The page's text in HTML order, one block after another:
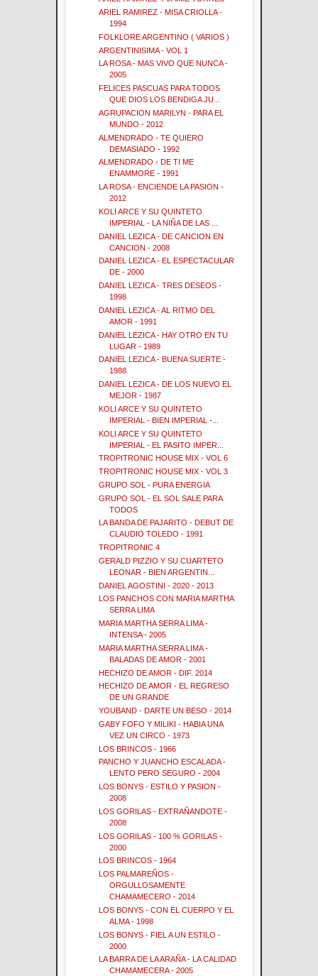
ARIEL RAMIREZ - MISA CRIOLLA -
1994
FOLKLORE ARGENTINO ( VARIOS )
ARGENTINISIMA - VOL 1
LA ROSA - MAS VIVO QUE NUNCA -
2005
FELICES PASCUAS PARA TODOS
QUE DIOS LOS BENDIGA JU...
AGRUPACION MARILYN - PARA EL
MUNDO - 2012
ALMENDRADO - TE QUIERO
DEMASIADO - 1992
ALMENDRADO - DE TI ME
ENAMMORE - 1991
LA ROSA - ENCIENDE LA PASION -
2012
KOLI ARCE Y SU QUINTETO
IMPERIAL - LA NIÑA DE LAS ...
DANIEL LEZICA - DE CANCION EN
CANCION - 2008
DANIEL LEZICA - EL ESPECTACULAR
DE - 2000
DANIEL LEZICA - TRES DESEOS -
1998
DANIEL LEZICA - AL RITMO DEL
AMOR - 1991
DANIEL LEZICA - HAY OTRO EN TU
LUGAR - 1989
DANIEL LEZICA - BUENA SUERTE -
1988
DANIEL LEZICA - DE LOS NUEVO EL
MEJOR - 1987
KOLI ARCE Y SU QUINTETO
IMPERIAL - BIEN IMPERIAL -...
KOLI ARCE Y SU QUINTETO
IMPERIAL - EL PASITO IMPER...
TROPITRONIC HOUSE MIX - VOL 6
TROPITRONIC HOUSE MIX - VOL 3
GRUPO SOL - PURA ENERGIA
GRUPO SOL - EL SOL SALE PARA
TODOS
LA BANDA DE PAJARITO - DEBUT DE
CLAUDIO TOLEDO - 1991
TROPITRONIC 4
GERALD PIZZIO Y SU CUARTETO
LEONAR - BIEN ARGENTIN...
DANIEL AGOSTINI - 2020 - 2013
LOS PANCHOS CON MARIA MARTHA
SERRA LIMA
MARIA MARTHA SERRA LIMA -
INTENSA - 2005
MARIA MARTHA SERRA LIMA -
BALADAS DE AMOR - 2001
HECHIZO DE AMOR - DIF. 2014
HECHIZO DE AMOR - EL REGRESO
DE UN GRANDE
YOUBAND - DARTE UN BESO - 2014
GABY FOFO Y MILIKI - HABIA UNA
VEZ UN CIRCO - 1973
LOS BRINCOS - 1966
PANCHO Y JUANCHO ESCALADA -
LENTO PERO SEGURO - 2004
LOS BONYS - ESTILO Y PASION -
2008
LOS GORILAS - EXTRAÑANDOTE -
2008
LOS GORILAS - 100 % GORILAS -
2000
LOS BRINCOS - 1964
LOS PALMAREÑOS -
ORGULLOSAMENTE
CHAMAMECERO - 2014
LOS BONYS - CON EL CUERPO Y EL
ALMA - 1998
LOS BONYS - FIEL A UN ESTILO -
2000
LA BARRA DE LA ARAÑA - LA CALIDAD
CHAMAMECERA - 2005